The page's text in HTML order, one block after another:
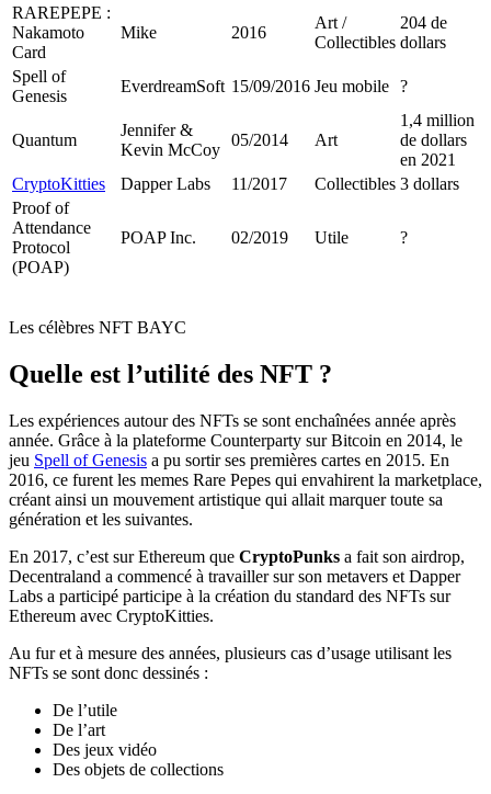
RAREPEPE :
Nakamoto
Card
Mike 2016
Art /
Collectibles
204 de
dollars
Spell of
Genesis
EverdreamSoft 15/09/2016 Jeu mobile ?
Quantum
Jennifer &
Kevin McCoy
05/2014 Art
1,4 million
de dollars
en 2021
CryptoKitties
Dapper Labs 11/2017 Collectibles 3 dollars
Proof of
Attendance
Protocol
(POAP)
POAP Inc. 02/2019 Utile ?
Les célèbres NFT BAYC
Quelle est l’utilité des NFT ?
Les expériences autour des NFTs se sont enchaînées année après
année. Grâce à la plateforme Counterparty sur Bitcoin en 2014, le
jeu Spell of Genesis a pu sortir ses premières cartes en 2015. En
2016, ce furent les memes Rare Pepes qui envahirent la marketplace,
créant ainsi un mouvement artistique qui allait marquer toute sa
génération et les suivantes.
En 2017, c’est sur Ethereum que CryptoPunks a fait son airdrop,
Decentraland a commencé à travailler sur son metavers et Dapper
Labs a participé participe à la création du standard des NFTs sur
Ethereum avec CryptoKitties.
Au fur et à mesure des années, plusieurs cas d’usage utilisant les
NFTs se sont donc dessinés :
De l’utile
De l’art
Des jeux vidéo
Des objets de collections